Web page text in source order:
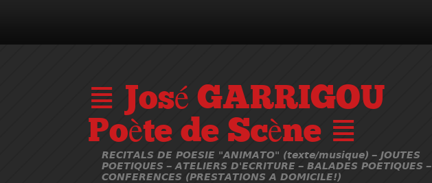
≣ José GARRIGOU
Poète de Scène ≣
RECITALS DE POESIE "ANIMATO" (texte/musique) – JOUTES
POETIQUES – ATELIERS D'ECRITURE – BALADES POETIQUES –
CONFERENCES (PRESTATIONS A DOMICILE!)